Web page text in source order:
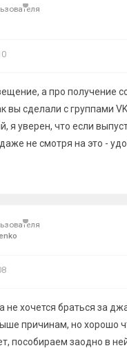
а про получение
вы сделали с группами
я уверен, что если
не смотря на это -
не хочется браться за
причинам, но хорошо
пособираем заодно в